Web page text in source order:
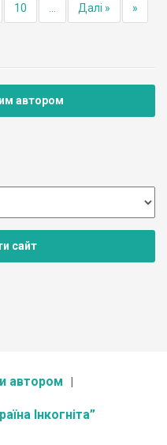
10 Далі » »
автором
сайт
автором
Інкогніта”